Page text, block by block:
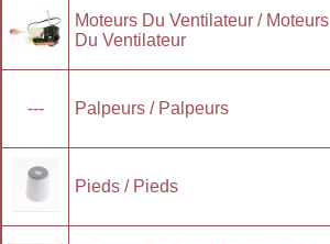
Moteurs Du Ventilateur / Moteurs
Du Ventilateur
--- Palpeurs / Palpeurs
Pieds / Pieds